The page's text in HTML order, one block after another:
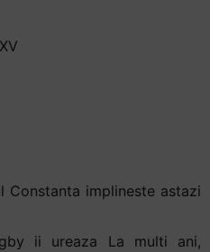
Constanta implineste astazi
ii ureaza La multi ani,